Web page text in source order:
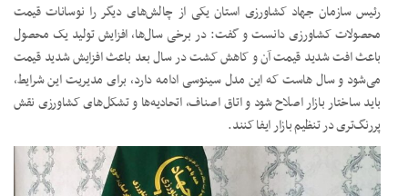
رئیس سازمان جهاد کشاورزی استان یکی از چالش‌های دیگر را نوسانات قیمت
محصولات کشاورزی دانست و گفت: در برخی سال‌ها، افزایش تولید یک محصول
باعث افت شدید قیمت آن و کاهش کشت در سال بعد باعث افزایش شدید قیمت
می‌شود و سال هاست که این مدل سینوسی ادامه دارد، برای مدیریت این شرایط،
باید ساختار بازار اصلاح شود و اتاق اصناف، اتحادیه‌ها و تشکل‌های کشاورزی نقش
پررنگ‌تری در تنظیم بازار ایفا کنند.